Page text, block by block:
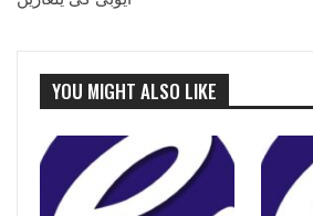
YOU MIGHT ALSO LIKE